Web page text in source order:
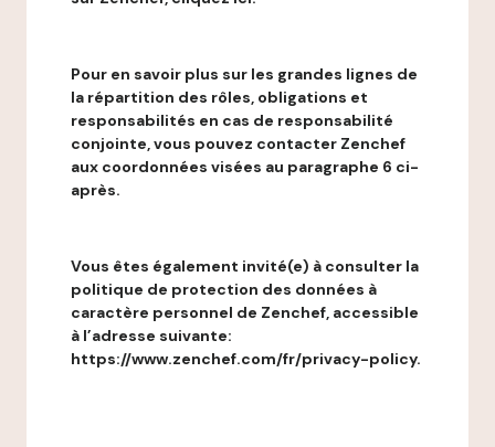
Pour en savoir plus sur les grandes lignes de
la répartition des rôles, obligations et
responsabilités en cas de responsabilité
conjointe, vous pouvez contacter Zenchef
aux coordonnées visées au paragraphe 6 ci-
après.
Vous êtes également invité(e) à consulter la
politique de protection des données à
caractère personnel de Zenchef, accessible
à l’adresse suivante:
https://www.zenchef.com/fr/privacy-policy.